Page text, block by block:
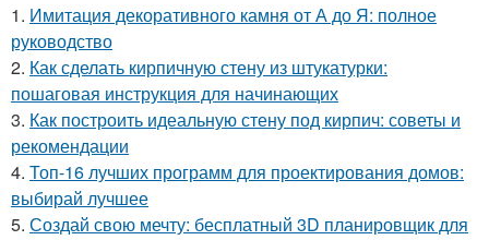
1. Имитация декоративного камня от А до Я: полное
руководство
2. Как сделать кирпичную стену из штукатурки:
пошаговая инструкция для начинающих
3. Как построить идеальную стену под кирпич: советы и
рекомендации
4. Топ-16 лучших программ для проектирования домов:
выбирай лучшее
5. Создай свою мечту: бесплатный 3D планировщик для